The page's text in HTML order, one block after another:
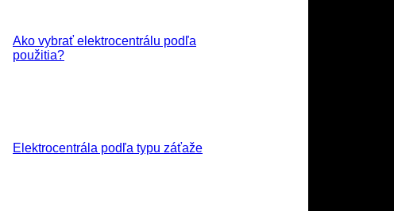
Ako vybrať elektrocentrálu podľa
použitia?
Elektrocentrála podľa typu záťaže